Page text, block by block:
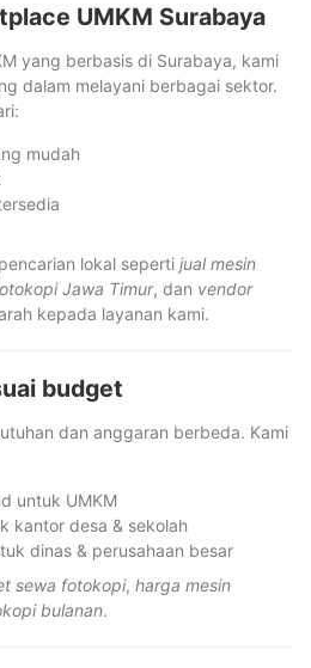
UMKM Surabaya
yang berbasis di Surabaya, kami
dalam melayani berbagai sektor.
mudah
lokal seperti jual mesin
Jawa Timur, dan vendor
kepada layanan kami.
budget
dan anggaran berbeda. Kami
untuk UMKM
kantor desa & sekolah
dinas & perusahaan besar
sewa fotokopi, harga mesin
bulanan.